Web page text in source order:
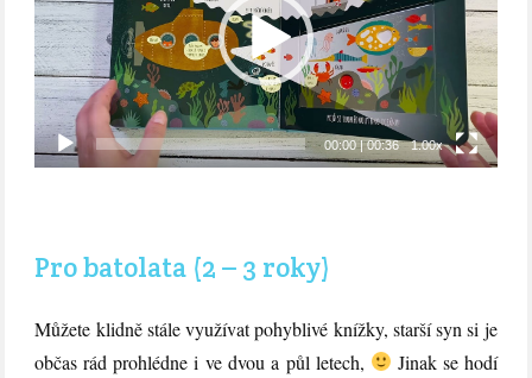
00:00|00:36 1.00x
Pro batolata (2 – 3 roky)
Můžete klidně stále využívat pohyblivé knížky, starší syn si je
občas rád prohlédne i ve dvou a půl letech,
Jinak se hodí